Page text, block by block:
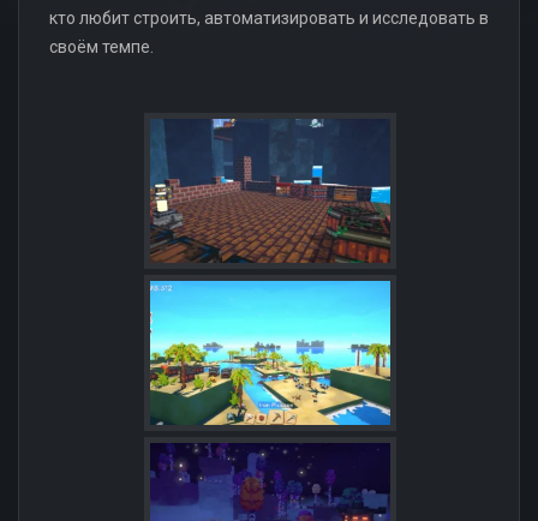
кто любит строить, автоматизировать и исследовать в
своём темпе.